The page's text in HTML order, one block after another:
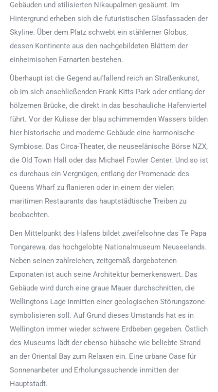
Gebäuden und stilisierten Nikaupalmen gesäumt. Im
Hintergrund erheben sich die futuristischen Glasfassaden der
Skyline. Über dem Platz schwebt ein stählerner Globus,
dessen Kontinente aus den nachgebildeten Blättern der
einheimischen Farnarten bestehen.
Überhaupt ist die Gegend auffallend reich an Straßenkunst,
ob im sich anschließenden Frank Kitts Park oder entlang der
hölzernen Brücke, die direkt in das beschauliche Hafenviertel
führt. Vor der Kulisse der blau schimmernden Wassers bilden
hier historische und moderne Gebäude eine harmonische
Symbiose. Das Circa-Theater, die neuseelänische Börse NZX,
die Old Town Hall oder das Michael Fowler Center. Und so ist
es durchaus ein Vergnügen, entlang der Promenade des
Queens Wharf zu flanieren oder in einem der vielen
maritimen Restaurants das hauptstädtische Treiben zu
beobachten.
Den Mittelpunkt des Hafens bildet zweifelsohne das Te Papa
Tongarewa, das hochgelobte Nationalmuseum Neuseelands.
Neben seinen zahlreichen, zeitgemäß dargebotenen
Exponaten ist auch seine Architektur bemerkenswert. Das
Gebäude wird durch eine graue Mauer durchschnitten, die
Wellingtons Lage inmitten einer geologischen Störungszone
symbolisieren soll. Auf Grund dieses Umstands hat es in
Wellington immer wieder schwere Erdbeben gegeben. Östlich
des Museums lädt der ebenso hübsche wie beliebte Strand
an der Oriental Bay zum Relaxen ein. Eine urbane Oase für
Sonnenanbeter und Erholungssuchende inmitten der
Hauptstadt.